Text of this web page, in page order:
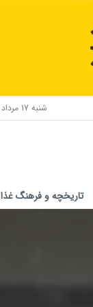
شنبه 17 مرداد 1405
تاریخچه و فرهنگ غذا